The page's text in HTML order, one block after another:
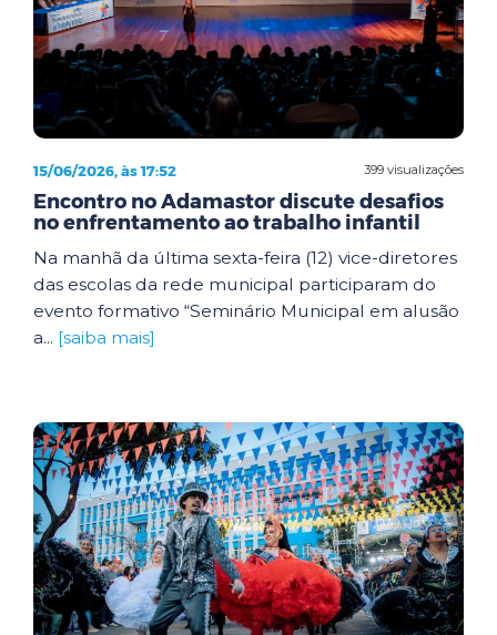
399 visualizações
15/06/2026, às 17:52
Encontro no Adamastor discute desafios
no enfrentamento ao trabalho infantil
Na manhã da última sexta-feira (12) vice-diretores
das escolas da rede municipal participaram do
evento formativo “Seminário Municipal em alusão
a... [saiba mais]